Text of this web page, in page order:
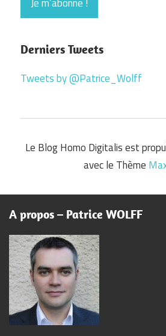
Derniers Tweets
Tweets by @Patrice_Wolff
Le Blog Homo Digitalis est
avec le Thème
A propos – Patrice WOLFF